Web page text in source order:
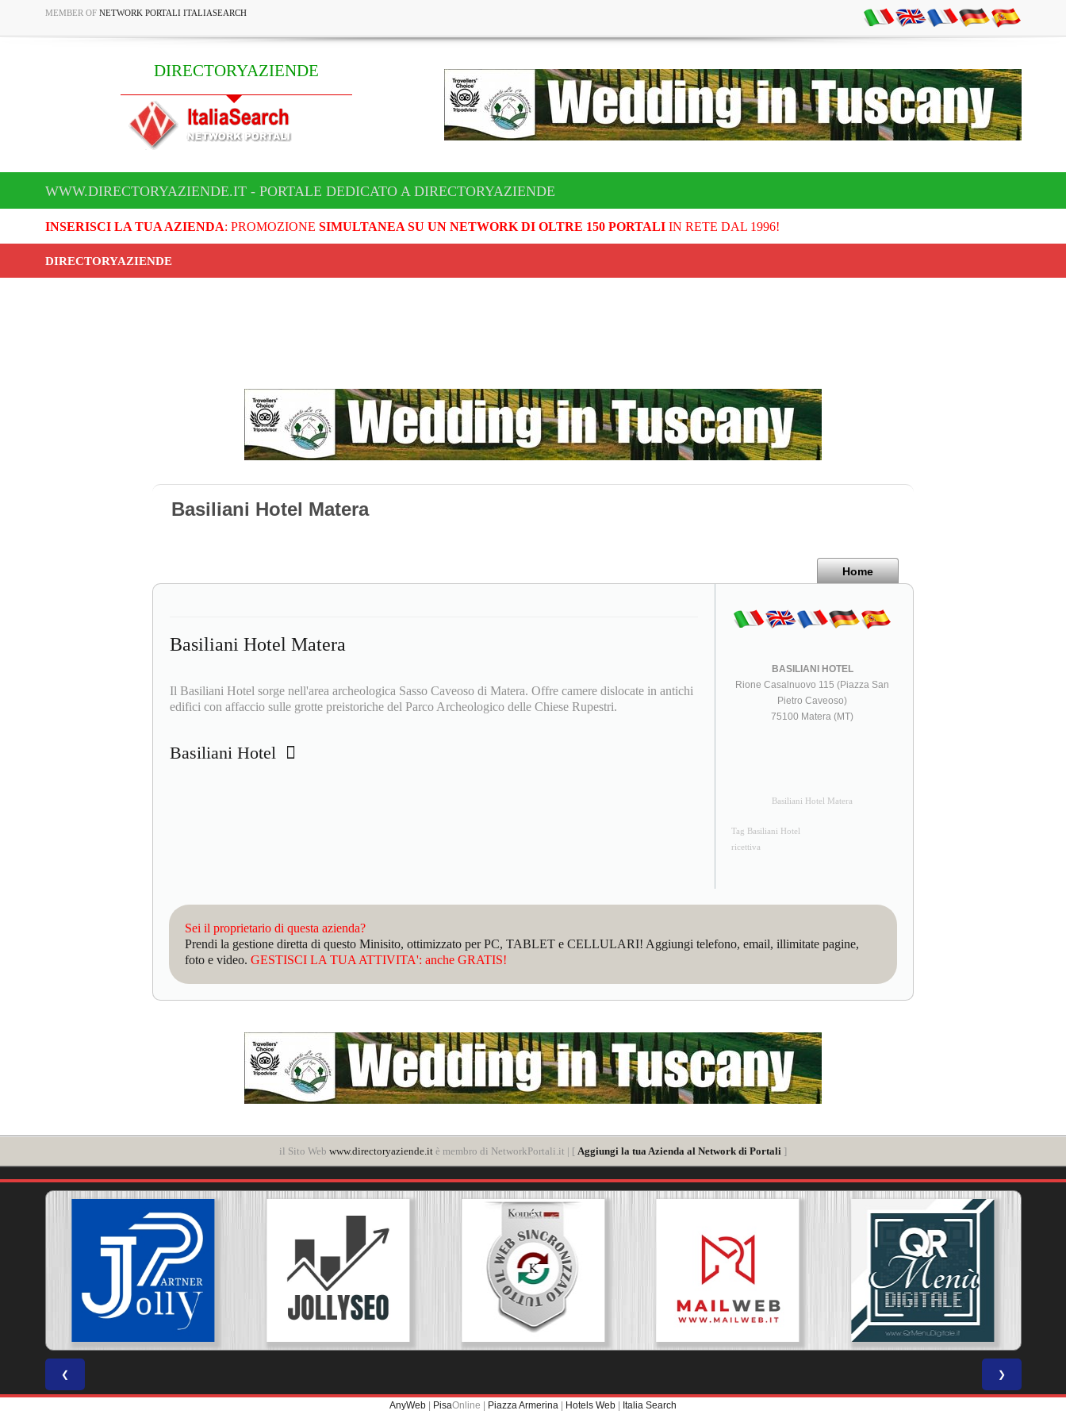
MEMBER OF NETWORK PORTALI ITALIASEARCH
DIRECTORYAZIENDE
WWW.DIRECTORYAZIENDE.IT - PORTALE DEDICATO A DIRECTORYAZIENDE
INSERISCI LA TUA AZIENDA: PROMOZIONE SIMULTANEA SU UN NETWORK DI OLTRE 150 PORTALIIN RETE DAL 1996!
DIRECTORYAZIENDE
Basiliani Hotel Matera
Home
Basiliani Hotel Matera
Il Basiliani Hotel sorge nell'area archeologica Sasso Caveoso di Matera. Offre camere dislocate in antichi
edifici con affaccio sulle grotte preistoriche del Parco Archeologico delle Chiese Rupestri.
Basiliani Hotel
BASILIANI HOTEL
Rione Casalnuovo 115 (Piazza San
Pietro Caveoso)
75100 Matera (MT)
Basiliani Hotel Matera
Tag Basiliani Hotel
ricettiva
Sei il proprietario di questa azienda?
Prendi la gestione diretta di questo Minisito, ottimizzato per PC, TABLET e CELLULARI! Aggiungi telefono, email, illimitate pagine,
foto e video. GESTISCI LA TUA ATTIVITA': anche GRATIS!
il Sito Web www.directoryaziende.it è membro di NetworkPortali.it | [ Aggiungi la tua Azienda al Network di Portali ]
❮ ❯
AnyWeb | PisaOnline | Piazza Armerina | Hotels Web | Italia Search